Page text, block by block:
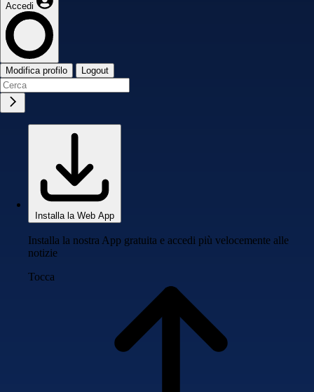
Accedi
Modifica profilo Logout
Installa la Web App
Installa la nostra App gratuita e accedi più velocemente alle
notizie
Tocca